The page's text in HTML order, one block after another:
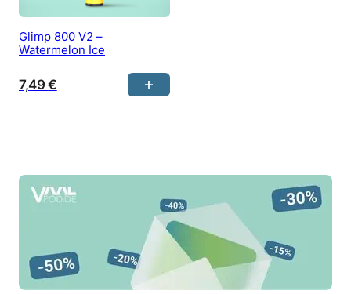
Glimp 800 V2 –
Watermelon Ice
7,49€